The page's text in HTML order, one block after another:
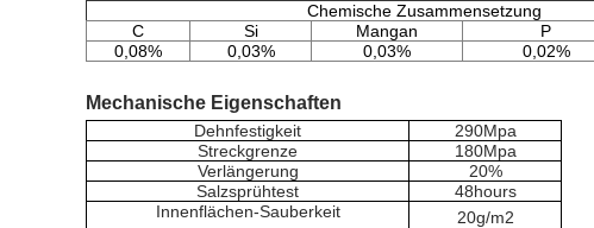
Chemische Zusammensetzung
C
Si Mangan P
0,08%
0,03% 0,03% 0,02%
Mechanische Eigenschaften
Dehnfestigkeit
290Mpa
Streckgrenze
180Mpa
Verlängerung
20%
Salzsprühtest
48hours
Innenflächen-Sauberkeit
20g/m2